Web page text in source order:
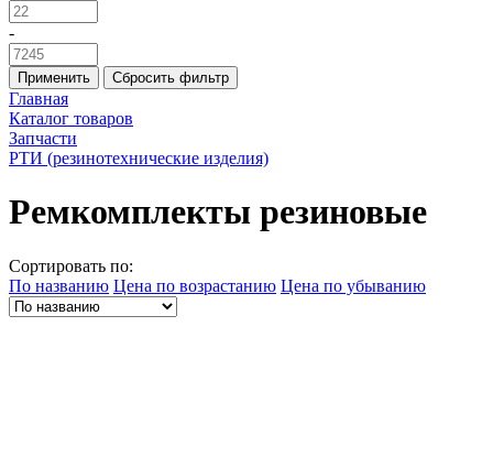
-
Применить Сбросить фильтр
Главная
Каталог товаров
Запчасти
РТИ (резинотехнические изделия)
Ремкомплекты резиновые
Сортировать по:
По названию Цена по возрастанию Цена по убыванию